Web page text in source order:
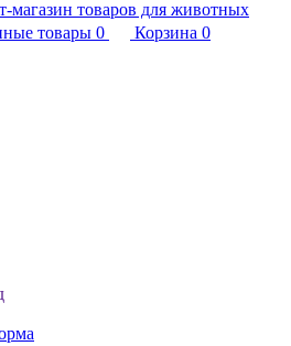
товары 0 Корзина 0